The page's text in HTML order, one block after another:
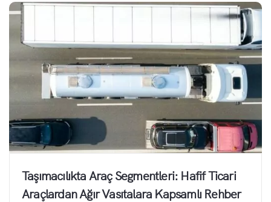
Taşımacılıkta Araç Segmentleri: Hafif Ticari
Araçlardan Ağır Vasıtalara Kapsamlı Rehber